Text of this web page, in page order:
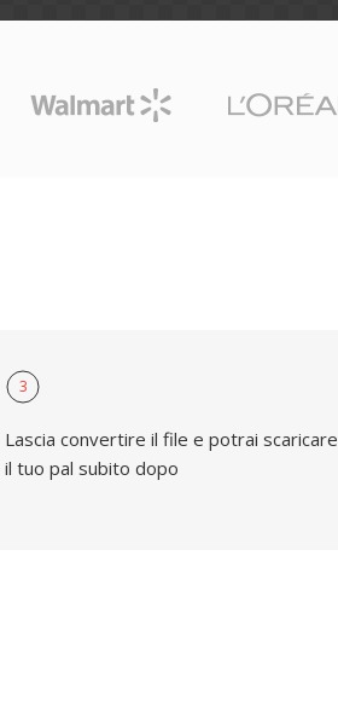
3
Lascia convertire il file e potrai scaricare
il tuo pal subito dopo